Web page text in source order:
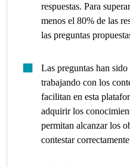
respuestas. Para
menos el 80% de las
las preguntas
Las preguntas han sido
trabajando con los
facilitan en esta
adquirir los
permitan alcanzar los
contestar